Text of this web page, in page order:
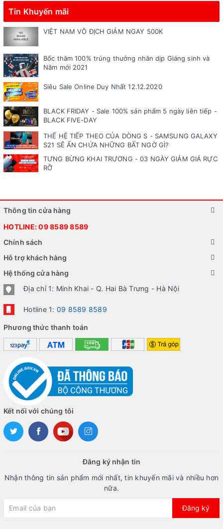
Tin Khuyến mãi
VIỆT NAM VÔ ĐỊCH GIẢM NGAY 500K
Bốc thăm 100% trúng thưởng nhân dịp Giáng sinh và
Năm mới 2021
Siêu Sale Online Duy Nhất 12.12.2020
BLACK FRIDAY - Sale 100% sản phẩm 5 ngày liên tiếp -
BLACK FIVE-DAY
THẾ HỆ TIẾP THEO CỦA DÒNG S - SAMSUNG GALAXY
S21 SẼ ẨN CHỨA NHỮNG BẤT NGỜ GÌ?
TƯNG BỪNG KHAI TRƯƠNG - 03 NGÀY GIẢM GIÁ RỰC
RỠ
Thông tin cửa hàng
HOTLINE:09 8589 8589
Chính sách
Hỗ trợ khách hàng
Hệ thống cửa hàng
Địa chỉ 1: Minh Khai - Q. Hai Bà Trưng - Hà Nội
Hotline 1: 09 8589 8589
Phương thức thanh toán
Kết nối với chúng tôi
Đăng ký nhận tin
Nhận thông tin sản phẩm mới nhất, tin khuyến mãi và nhiều hơn
nữa.
Đăng ký